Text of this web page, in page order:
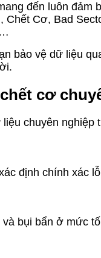
đến luôn đảm
Cơ, Bad
bảo vệ dữ liệu
cơ
chuyên nghiệp
định chính xác
bụi bẩn ở mức